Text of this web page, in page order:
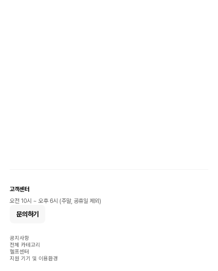
고객센터
오전 10시 ~ 오후 6시 (주말, 공휴일 제외)
문의하기
공지사항
전체 카테고리
헬프센터
지원 기기 및 이용환경